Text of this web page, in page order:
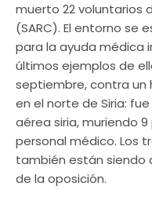
muerto 22 voluntarios
(SARC). El entorno se
para la ayuda médica
últimos ejemplos de
septiembre, contra un
en el norte de Siria:
aérea siria, muriendo
personal médico. Los
también están siendo
de la oposición.